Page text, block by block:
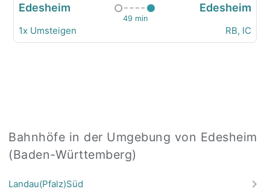
Edesheim
49 min
Edesheim
1x Umsteigen RB, IC
Bahnhöfe in der Umgebung von Edesheim
(Baden-Württemberg)
Landau(Pfalz)Süd